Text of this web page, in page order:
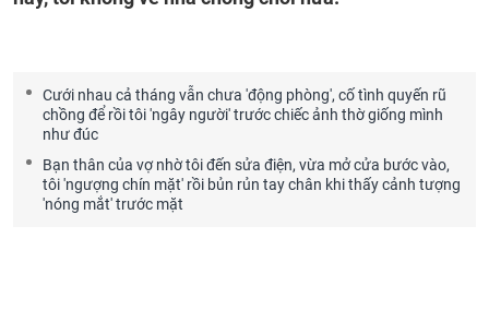
Cưới nhau cả tháng vẫn chưa 'động phòng', cố tình quyến rũ
chồng để rồi tôi 'ngây người' trước chiếc ảnh thờ giống mình
như đúc
Bạn thân của vợ nhờ tôi đến sửa điện, vừa mở cửa bước vào,
tôi 'ngượng chín mặt' rồi bủn rủn tay chân khi thấy cảnh tượng
'nóng mắt' trước mặt